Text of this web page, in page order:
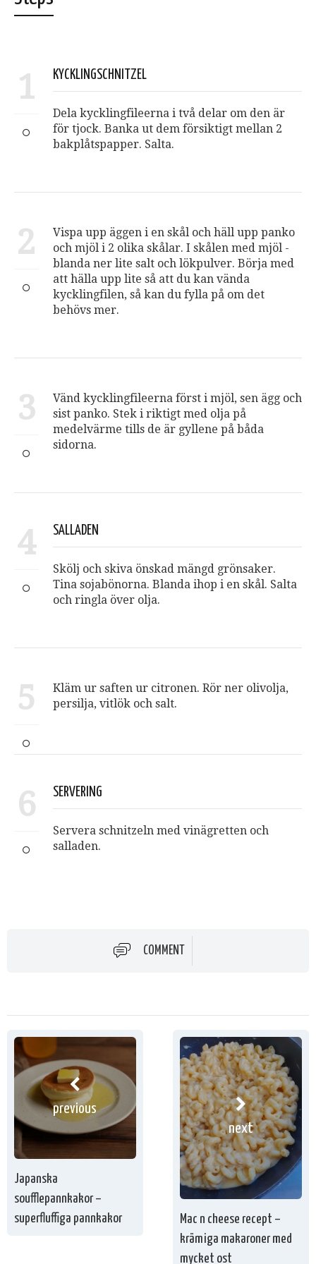
1 KYCKLINGSCHNITZEL
Dela kycklingfileerna i två delar om den är
för tjock. Banka ut dem försiktigt mellan 2
bakplåtspapper. Salta.
2
Vispa upp äggen i en skål och häll upp panko
och mjöl i 2 olika skålar. I skålen med mjöl -
blanda ner lite salt och lökpulver. Börja med
att hälla upp lite så att du kan vända
kycklingfilen, så kan du fylla på om det
behövs mer.
3
Vänd kycklingfileerna först i mjöl, sen ägg och
sist panko. Stek i riktigt med olja på
medelvärme tills de är gyllene på båda
sidorna.
4 SALLADEN
Skölj och skiva önskad mängd grönsaker.
Tina sojabönorna. Blanda ihop i en skål. Salta
och ringla över olja.
5
Kläm ur saften ur citronen. Rör ner olivolja,
persilja, vitlök och salt.
6 SERVERING
Servera schnitzeln med vinägretten och
salladen.
COMMENT
previous
Japanska
soufflepannkakor –
superfluffiga pannkakor
next
Mac n cheese recept –
krämiga makaroner med
mycket ost